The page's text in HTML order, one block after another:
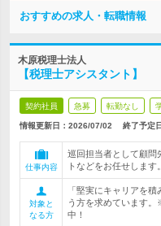
おすすめの求人・転職情報
木原税理士法人
【税理士アシスタント】
契約社員 急募 転勤なし
情報更新日：2026/07/02 終了予定
仕事内容
巡回担当者として顧問
トなどをお任せします。
対象と
なる方
「堅実にキャリアを
う方を求めています
中！